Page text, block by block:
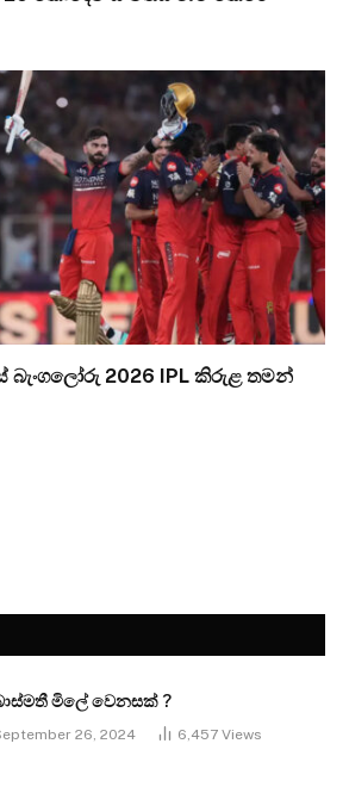
බැංගලෝරු 2026 IPL කිරුළ තමන්
මිලේ වෙනසක් ?
26, 2024 6,457 Views